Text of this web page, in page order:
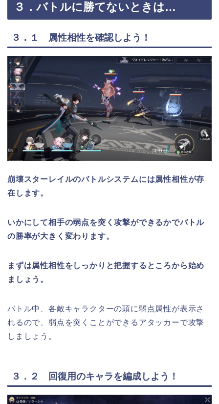
３．バトルに勝てないときは…
３．１ 属性相性を確認しよう！
崩壊スターレイルのバトルシステムには属性相性が存
在します。
いかにして相手の弱点を突く攻撃ができるかでバトル
の勝率が大きく変わります。
まずは属性相性をしっかりと把握するところから始め
ましょう。
バトル中、各敵キャラクターの頭に弱点属性が表示さ
れるので、弱点を突くことができるアタッカーで攻撃
しましょう。
３．２ 回復用のキャラを編成しよう！